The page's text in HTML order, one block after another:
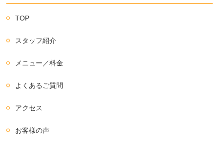
TOP
スタッフ紹介
メニュー／料金
よくあるご質問
アクセス
お客様の声